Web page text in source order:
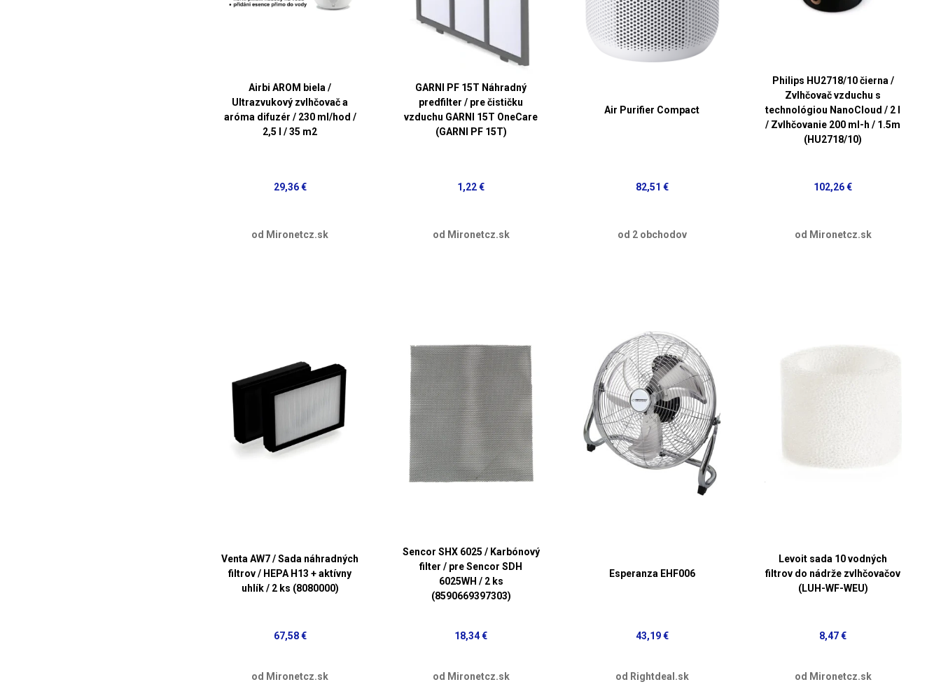
Airbi AROM biela /
Ultrazvukový zvlhčovač a
aróma difuzér / 230 ml/hod /
2,5 l / 35 m2
29,36 €
od Mironetcz.sk
GARNI PF 15T Náhradný
predfilter / pre čističku
vzduchu GARNI 15T OneCare
(GARNI PF 15T)
1,22 €
od Mironetcz.sk
Air Purifier Compact
82,51 €
od 2 obchodov
Philips HU2718/10 čierna /
Zvlhčovač vzduchu s
technológiou NanoCloud / 2 l
/ Zvlhčovanie 200 ml-h / 1.5m
(HU2718/10)
102,26 €
od Mironetcz.sk
Venta AW7 / Sada náhradných
filtrov / HEPA H13 + aktívny
uhlík / 2 ks (8080000)
67,58 €
od Mironetcz.sk
Sencor SHX 6025 / Karbónový
filter / pre Sencor SDH
6025WH / 2 ks
(8590669397303)
18,34 €
od Mironetcz.sk
Esperanza EHF006
43,19 €
od Rightdeal.sk
Levoit sada 10 vodných
filtrov do nádrže zvlhčovačov
(LUH-WF-WEU)
8,47 €
od Mironetcz.sk